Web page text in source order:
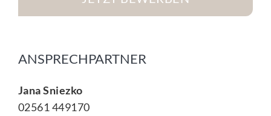
ANSPRECHPARTNER
Jana Sniezko
02561 449170